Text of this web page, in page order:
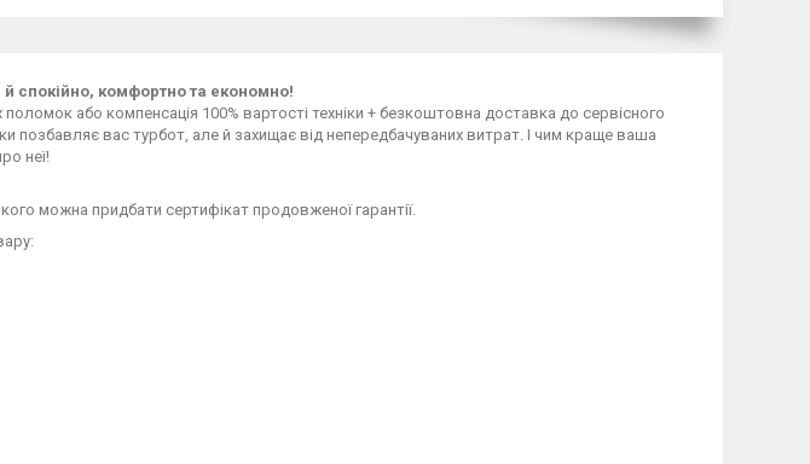
спокійно, комфортно та економно!
або компенсація 100% вартості техніки + безкоштовна доставка до сервісного
позбавляє вас турбот, але й захищає від непередбачуваних витрат. І чим краще ваша
неї!
можна придбати сертифікат продовженої гарантії.